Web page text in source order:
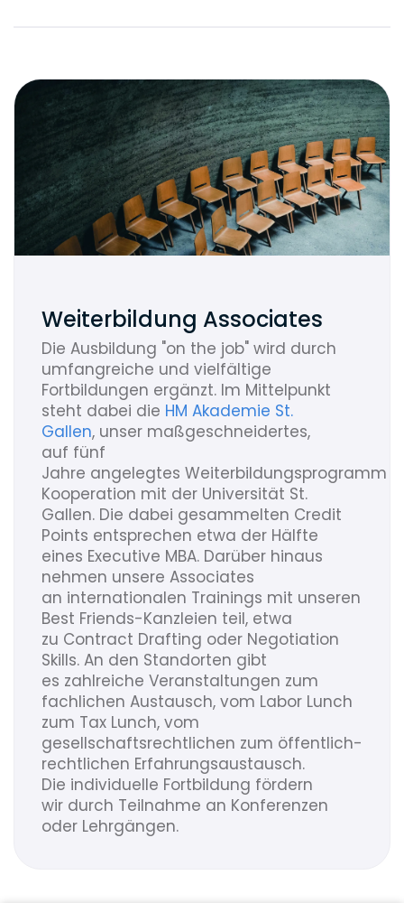
Weiterbildung Associates
Die Ausbildung "on the job" wird durch
umfangreiche und vielfältige
Fortbildungen ergänzt. Im Mittelpunkt
steht dabei die HM Akademie St.
Gallen, unser maßgeschneidertes,
auf fünf
Jahre angelegtes Weiterbildungsprogramm in
Kooperation mit der Universität St.
Gallen. Die dabei gesammelten Credit
Points entsprechen etwa der Hälfte
eines Executive MBA. Darüber hinaus
nehmen unsere Associates
an internationalen Trainings mit unseren
Best Friends-Kanzleien teil, etwa
zu Contract Drafting oder Negotiation
Skills. An den Standorten gibt
es zahlreiche Veranstaltungen zum
fachlichen Austausch, vom Labor Lunch
zum Tax Lunch, vom
gesellschaftsrechtlichen zum öffentlich-
rechtlichen Erfahrungsaustausch.
Die individuelle Fortbildung fördern
wir durch Teilnahme an Konferenzen
oder Lehrgängen.